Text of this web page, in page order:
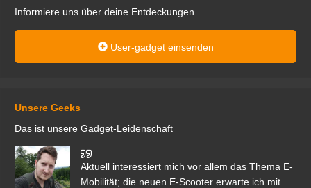
Informiere uns über deine Entdeckungen
User-gadget einsenden
Unsere Geeks
Das ist unsere Gadget-Leidenschaft
Aktuell interessiert mich vor allem das Thema E-
Mobilität; die neuen E-Scooter erwarte ich mit